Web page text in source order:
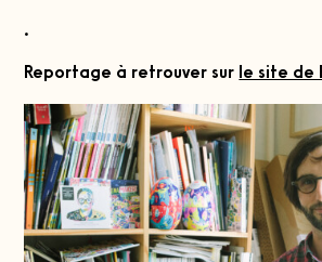
.
Reportage à retrouver sur le site de